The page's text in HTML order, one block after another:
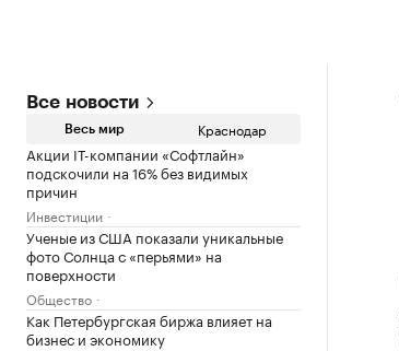
Все новости
Весь мир Краснодар
Акции IT-компании «Софтлайн»
подскочили на 16% без видимых
причин
Инвестиции
Ученые из США показали уникальные
фото Солнца с «перьями» на
поверхности
Общество
Как Петербургская биржа влияет на
бизнес и экономику